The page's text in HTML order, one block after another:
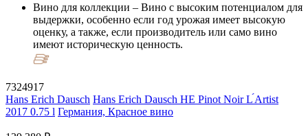
Вино для коллекции – Вино с высоким потенциалом для
выдержки, особенно если год урожая имеет высокую
оценку, а также, если производитель или само вино
имеют историческую ценность.
7324917
Hans Erich Dausch Hans Erich Dausch HE Pinot Noir L ́Artist
2017 0.75 l Германия, Красное вино